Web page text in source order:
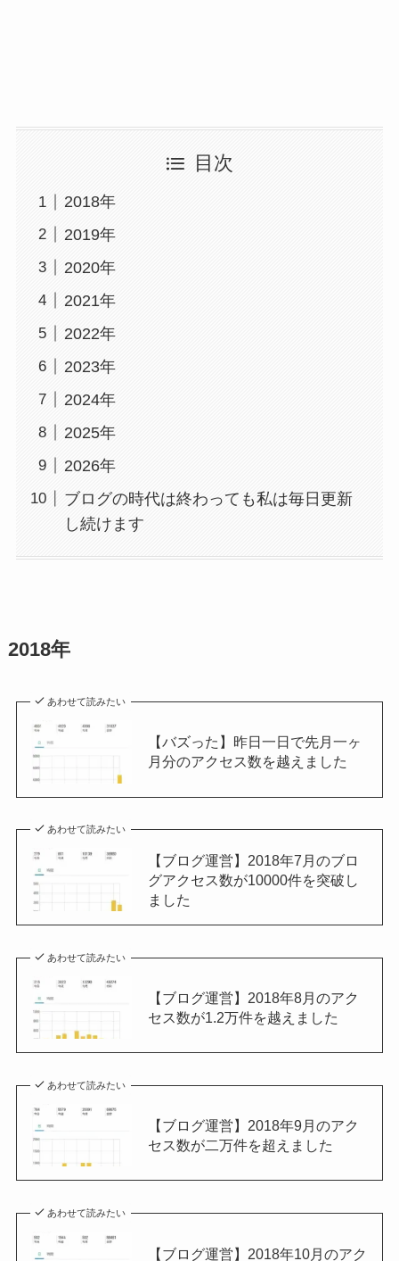
目次
2018年
2019年
2020年
2021年
2022年
2023年
2024年
2025年
2026年
ブログの時代は終わっても私は毎日更新
し続けます
2018年
あわせて読みたい
【バズった】昨日一日で先月一ヶ
月分のアクセス数を越えました
あわせて読みたい
【ブログ運営】2018年7月のブロ
グアクセス数が10000件を突破し
ました
あわせて読みたい
【ブログ運営】2018年8月のアク
セス数が1.2万件を越えました
あわせて読みたい
【ブログ運営】2018年9月のアク
セス数が二万件を超えました
あわせて読みたい
【ブログ運営】2018年10月のアク